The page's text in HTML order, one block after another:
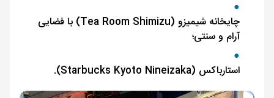
چایخانه شیمیزو (Tea Room Shimizu) با فضایی
آرام و سنتی؛
استارباکس (Starbucks Kyoto Nineizaka).